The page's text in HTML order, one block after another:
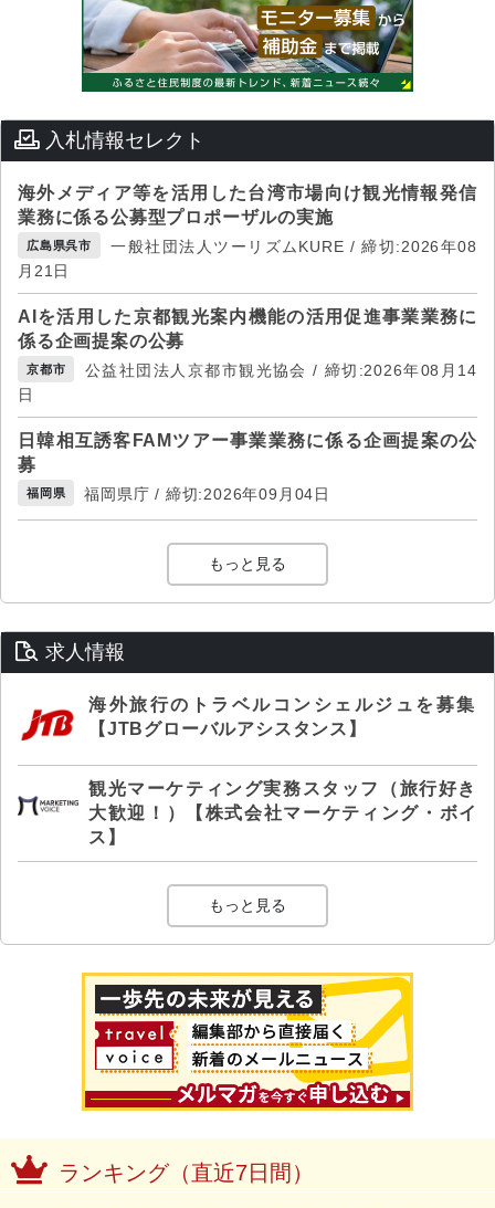
入札情報セレクト
海外メディア等を活用した台湾市場向け観光情報発信
業務に係る公募型プロポーザルの実施
広島県呉市
一般社団法人ツーリズムKURE / 締切:2026年08
月21日
AIを活用した京都観光案内機能の活用促進事業業務に
係る企画提案の公募
京都市
公益社団法人京都市観光協会 / 締切:2026年08月14
日
日韓相互誘客FAMツアー事業業務に係る企画提案の公
募
福岡県 福岡県庁 / 締切:2026年09月04日
もっと見る
求人情報
海外旅行のトラベルコンシェルジュを募集
【JTBグローバルアシスタンス】
観光マーケティング実務スタッフ（旅行好き
大歓迎！）【株式会社マーケティング・ボイ
ス】
もっと見る
ランキング（直近7日間）